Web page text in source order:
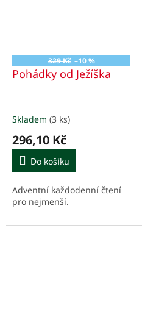
329 Kč –10 %
Pohádky od Ježíška
Skladem (3 ks)
296,10 Kč
Do košíku
Adventní každodenní čtení
pro nejmenší.